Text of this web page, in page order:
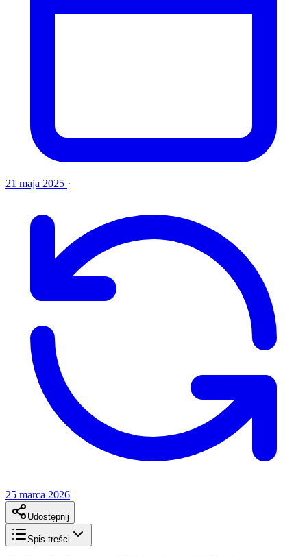
21 maja 2025 ·
25 marca 2026
Udostępnij
Spis treści